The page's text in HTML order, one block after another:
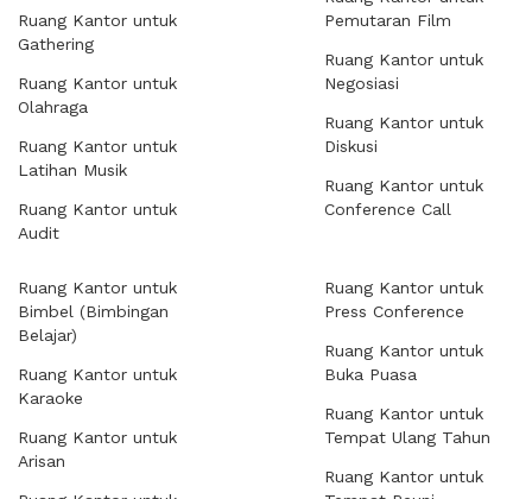
Ruang Kantor untuk
Gathering
Ruang Kantor untuk
Olahraga
Ruang Kantor untuk
Latihan Musik
Ruang Kantor untuk
Audit
Pemutaran Film
Ruang Kantor untuk
Negosiasi
Ruang Kantor untuk
Diskusi
Ruang Kantor untuk
Conference Call
Ruang Kantor untuk
Bimbel (Bimbingan
Belajar)
Ruang Kantor untuk
Karaoke
Ruang Kantor untuk
Arisan
Ruang Kantor untuk
Press Conference
Ruang Kantor untuk
Buka Puasa
Ruang Kantor untuk
Tempat Ulang Tahun
Ruang Kantor untuk